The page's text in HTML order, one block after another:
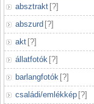
absztrakt [?]
abszurd [?]
akt [?]
állatfotók [?]
barlangfotók [?]
családi/emlékkép [?]